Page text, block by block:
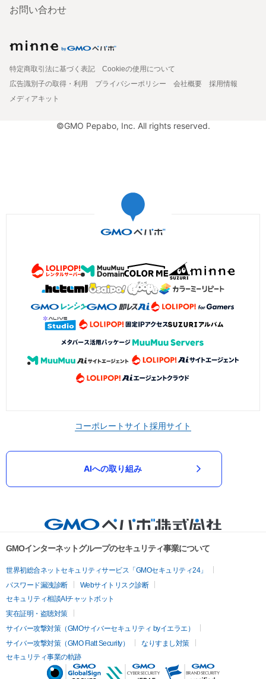
お問い合わせ
特定商取引法に基づく表記
Cookieの使用について
広告識別子の取得・利用
プライバシーポリシー 会社概要
採用情報
メディアキット
©GMO Pepabo, Inc. All rights reserved.
コーポレートサイト採用サイト
AIへの取り組み
GMOインターネットグループのセキュリティ事業について
世界初総合ネットセキュリティサービス「GMOセキュリティ24」
パスワード漏洩診断
Webサイトリスク診断
セキュリティ相談AIチャットボット
実在証明・盗聴対策
サイバー攻撃対策（GMOサイバーセキュリティ byイエラエ）
サイバー攻撃対策（GMO Flatt Security）
なりすまし対策
セキュリティ事業の軌跡